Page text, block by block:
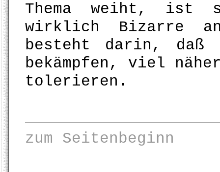
Thema weiht, ist
wirklich Bizarre an
besteht darin,
bekämpfen, viel
tolerieren.
zum Seitenbeginn